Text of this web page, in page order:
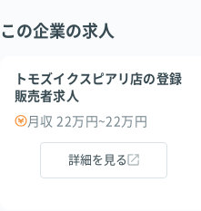
この企業の求人
トモズイクスピアリ店の登録
販売者求人
月収 22万円~22万円
詳細を見る